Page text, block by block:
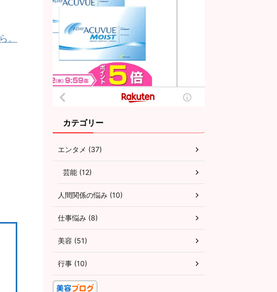
。
カテゴリー
エンタメ (37)
芸能 (12)
人間関係の悩み (10)
仕事悩み (8)
美容 (51)
行事 (10)